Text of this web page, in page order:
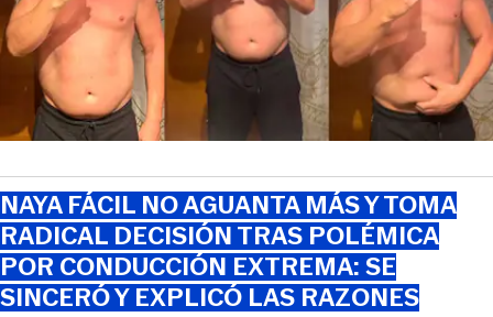
NAYA FÁCIL NO AGUANTA MÁS Y TOMA
RADICAL DECISIÓN TRAS POLÉMICA
POR CONDUCCIÓN EXTREMA: SE
SINCERÓ Y EXPLICÓ LAS RAZONES